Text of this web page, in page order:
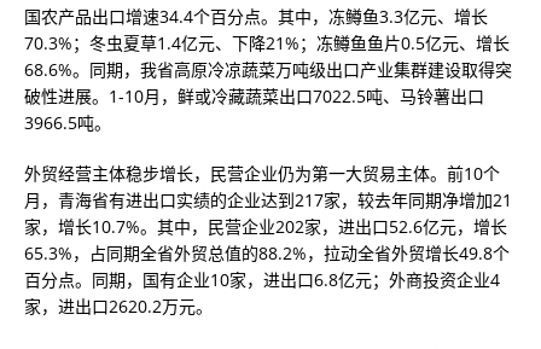
国农产品出口增速34.4个百分点。其中，冻鳟鱼3.3亿元、增长
70.3%；冬虫夏草1.4亿元、下降21%；冻鳟鱼鱼片0.5亿元、增长
68.6%。同期，我省高原冷凉蔬菜万吨级出口产业集群建设取得突
破性进展。1-10月，鲜或冷藏蔬菜出口7022.5吨、马铃薯出口
3966.5吨。
外贸经营主体稳步增长，民营企业仍为第一大贸易主体。前10个
月，青海省有进出口实绩的企业达到217家，较去年同期净增加21
家，增长10.7%。其中，民营企业202家，进出口52.6亿元，增长
65.3%，占同期全省外贸总值的88.2%，拉动全省外贸增长49.8个
百分点。同期，国有企业10家，进出口6.8亿元；外商投资企业4
家，进出口2620.2万元。